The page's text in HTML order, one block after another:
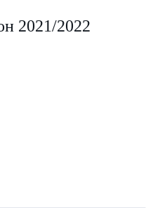
2021/2022